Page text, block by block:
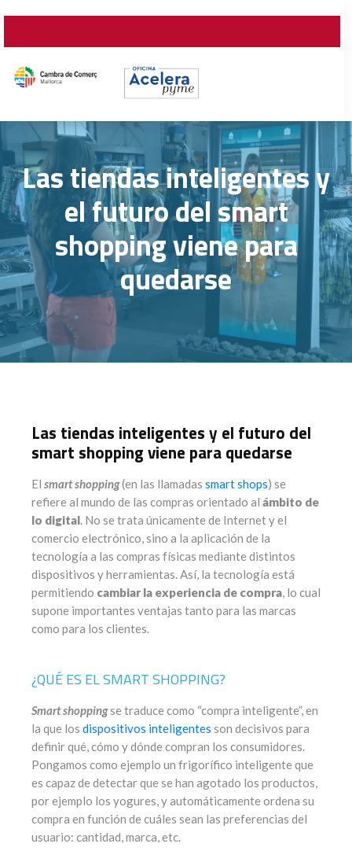
Las tiendas inteligentes y
el futuro del smart
shopping viene para
quedarse
Las tiendas inteligentes y el futuro del
smart shopping viene para quedarse
El smart shopping(en las llamadas smart shops) se
refiere al mundo de las compras orientado al ámbito de
lo digital. No se trata únicamente de Internet y el
comercio electrónico, sino a la aplicación de la
tecnología a las compras físicas mediante distintos
dispositivos y herramientas. Así, la tecnología está
permitiendo cambiar la experiencia de compra, lo cual
supone importantes ventajas tanto para las marcas
como para los clientes.
¿QUÉ ES EL SMART SHOPPING?
Smart shoppingse traduce como “compra inteligente”, en
la que los dispositivos inteligentes son decisivos para
definir qué, cómo y dónde compran los consumidores.
Pongamos como ejemplo un frigorífico inteligente que
es capaz de detectar que se han agotado los productos,
por ejemplo los yogures, y automáticamente ordena su
compra en función de cuáles sean las preferencias del
usuario: cantidad, marca, etc.